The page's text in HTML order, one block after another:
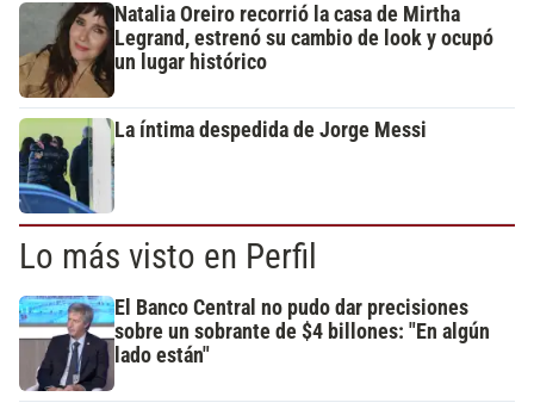
Natalia Oreiro recorrió la casa de Mirtha
Legrand, estrenó su cambio de look y ocupó
un lugar histórico
La íntima despedida de Jorge Messi
Lo más visto en Perfil
El Banco Central no pudo dar precisiones
sobre un sobrante de $4 billones: "En algún
lado están"